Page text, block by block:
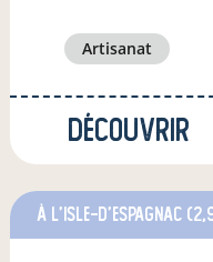
artisanat
Découvrir
à L'Isle-d'Espagnac